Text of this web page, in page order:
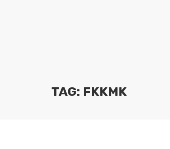
TAG: FKKMK